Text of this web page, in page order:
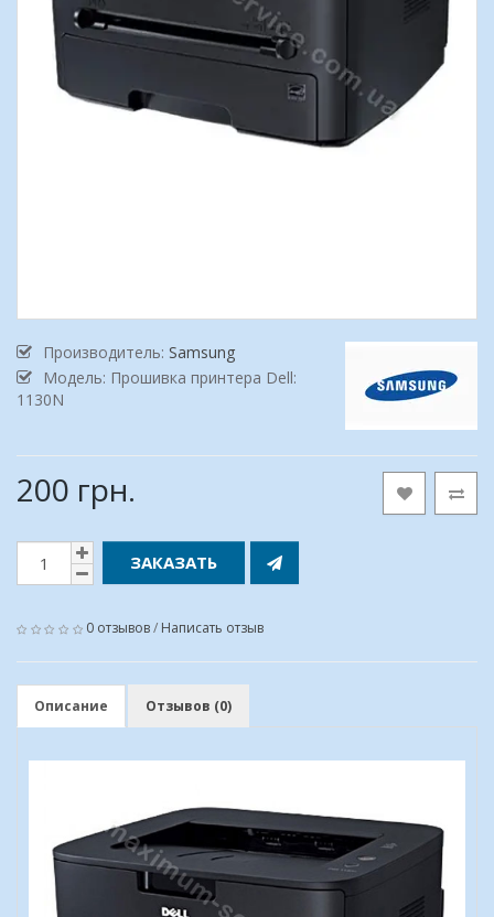
Производитель: Samsung
Модель: Прошивка принтера Dell:
1130N
200 грн.
ЗАКАЗАТЬ
0 отзывов/ Написать отзыв
Описание Отзывов (0)